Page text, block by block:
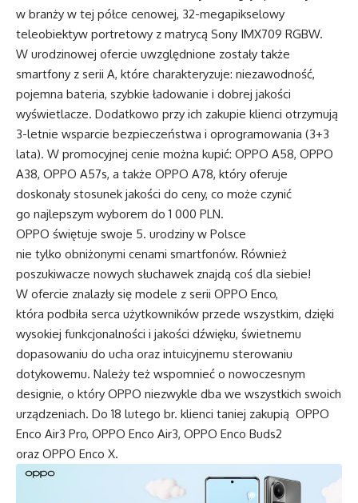
w branży w tej półce cenowej, 32-megapikselowy
teleobiektyw portretowy z matrycą Sony IMX709 RGBW.
W urodzinowej ofercie uwzględnione zostały także
smartfony z serii A, które charakteryzuje: niezawodność,
pojemna bateria, szybkie ładowanie i dobrej jakości
wyświetlacze. Dodatkowo przy ich zakupie klienci otrzymują
3-letnie wsparcie bezpieczeństwa i oprogramowania (3+3
lata). W promocyjnej cenie można kupić: OPPO A58, OPPO
A38, OPPO A57s, a także OPPO A78, który oferuje
doskonały stosunek jakości do ceny, co może czynić
go najlepszym wyborem do 1 000 PLN.
OPPO świętuje swoje 5. urodziny w Polsce
nie tylko obniżonymi cenami smartfonów. Również
poszukiwacze nowych słuchawek znajdą coś dla siebie!
W ofercie znalazły się modele z serii OPPO Enco,
która podbiła serca użytkowników przede wszystkim, dzięki
wysokiej funkcjonalności i jakości dźwięku, świetnemu
dopasowaniu do ucha oraz intuicyjnemu sterowaniu
dotykowemu. Należy też wspomnieć o nowoczesnym
designie, o który OPPO niezwykle dba we wszystkich swoich
urządzeniach. Do 18 lutego br. klienci taniej zakupią OPPO
Enco Air3 Pro, OPPO Enco Air3, OPPO Enco Buds2
oraz OPPO Enco X.